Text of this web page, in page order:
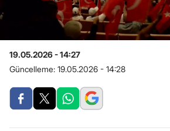
19.05.2026 - 14:27
Güncelleme: 19.05.2026 - 14:28